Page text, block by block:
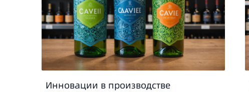
Инновации в производстве